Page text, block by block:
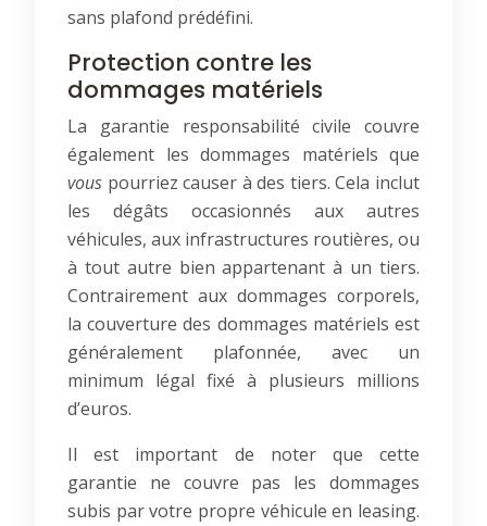
sans plafond prédéfini.
Protection contre les
dommages matériels
La garantie responsabilité civile couvre
également les dommages matériels que
vous pourriez causer à des tiers. Cela inclut
les dégâts occasionnés aux autres
véhicules, aux infrastructures routières, ou
à tout autre bien appartenant à un tiers.
Contrairement aux dommages corporels,
la couverture des dommages matériels est
généralement plafonnée, avec un
minimum légal fixé à plusieurs millions
d’euros.
Il est important de noter que cette
garantie ne couvre pas les dommages
subis par votre propre véhicule en leasing.